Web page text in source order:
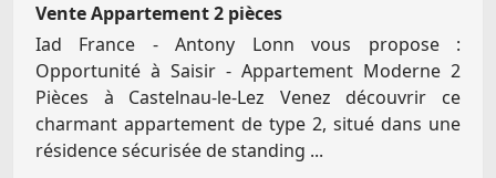
Vente Appartement 2 pièces
Iad France - Antony Lonn vous propose :
Opportunité à Saisir - Appartement Moderne 2
Pièces à Castelnau-le-Lez Venez découvrir ce
charmant appartement de type 2, situé dans une
résidence sécurisée de standing ...